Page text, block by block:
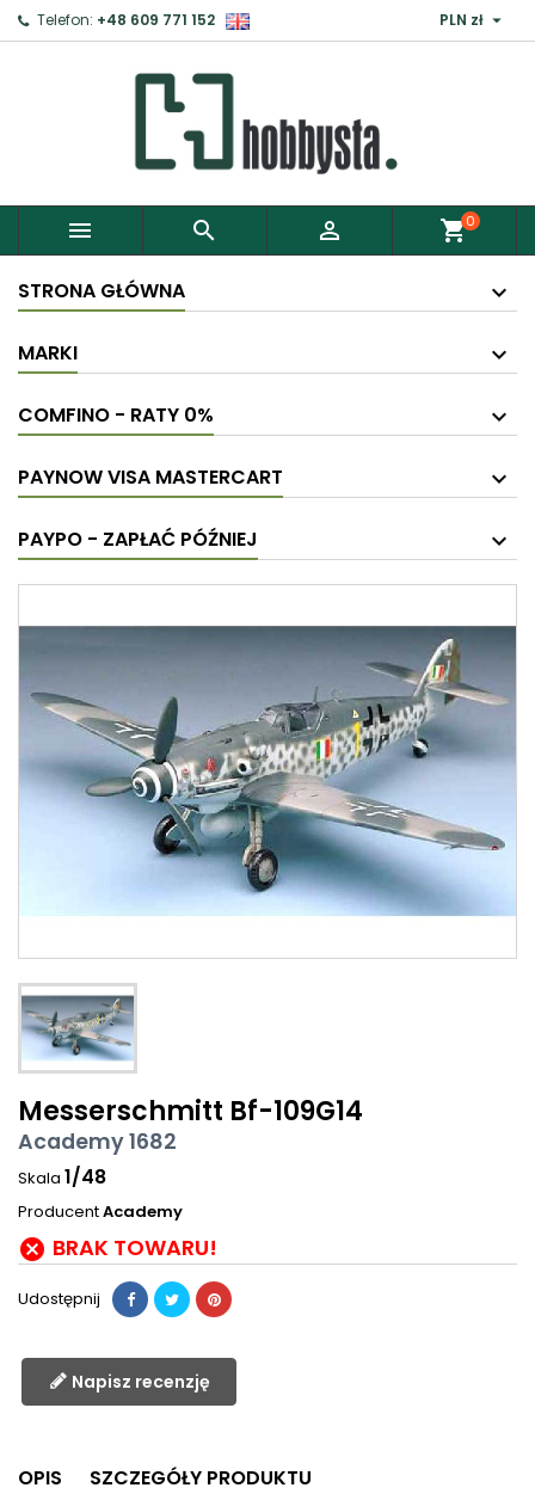
Telefon: +48 609 771 152 PLN zł 
   shopping_cart0
STRONA GŁÓWNA
MARKI
COMFINO - RATY 0%
PAYNOW VISA MASTERCART
PAYPO - ZAPŁAĆ PÓŹNIEJ
Messerschmitt Bf-109G14
Academy 1682
Skala 1/48
ProducentAcademy
 BRAK TOWARU!
Udostępnij
Napisz recenzję
OPIS
SZCZEGÓŁY PRODUKTU